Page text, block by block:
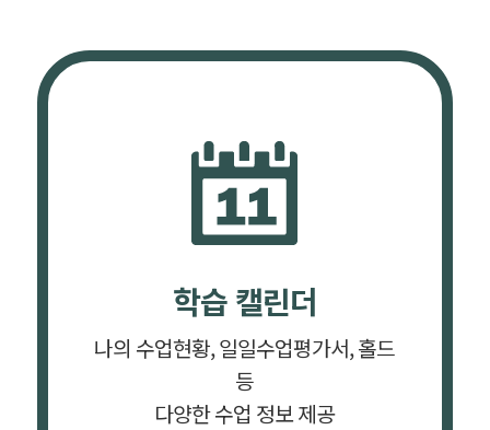
학습 캘린더
나의 수업현황, 일일수업평가서, 홀드
등
다양한 수업 정보 제공